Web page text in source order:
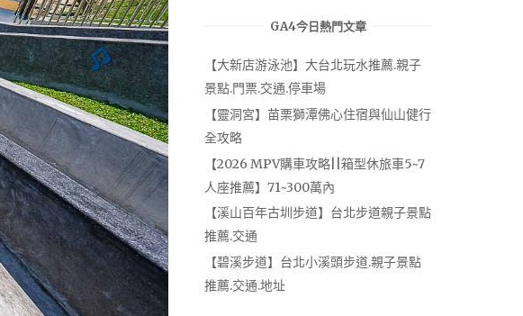
GA4今日熱門文章
【大新店游泳池】大台北玩水推薦.親子
景點.門票.交通.停車場
【靈洞宮】苗栗獅潭佛心住宿與仙山健行
全攻略
【2026 MPV購車攻略||箱型休旅車5~7
人座推薦】71~300萬內
【溪山百年古圳步道】台北步道親子景點
推薦.交通
【碧溪步道】台北小溪頭步道.親子景點
推薦.交通.地址